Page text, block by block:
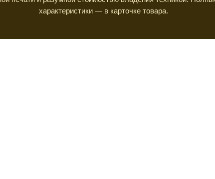
характеристики — в карточке товара.